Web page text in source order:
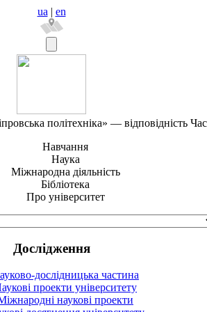
ua | en
політехніка» — відповідність
Навчання
Наука
Міжнародна діяльність
Бібліотека
Про університет
Дослідження
дослідницька частина
проекти університету
наукові проекти